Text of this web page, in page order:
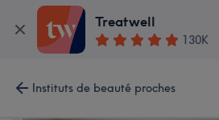
Treatwell
130K
Instituts de beauté proches